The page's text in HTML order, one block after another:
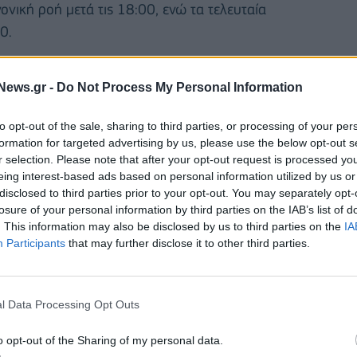
- Do Not Process My Personal Information
opt-out of the sale, sharing to third parties, or processing of your
for targeted advertising by us, please use the below opt-out
selection. Please note that after your opt-out request is processed
interest-based ads based on personal information utilized by us
to third parties prior to your opt-out. You may separately
of your personal information by third parties on the IAB’s list of
This information may also be disclosed by us to third parties on the
Participants that may further disclose it to other third parties.
Data Processing Opt Outs
opt-out of the Sharing of my personal data.
ροή μετά τις 18:00, ενώ τα τελευταία
στις γραμμές ΚΤΕΛ του ΟΑΣΑ, σύμφωνα με τις
αλλαγές θα κινηθούν οι εξής γραμμές: